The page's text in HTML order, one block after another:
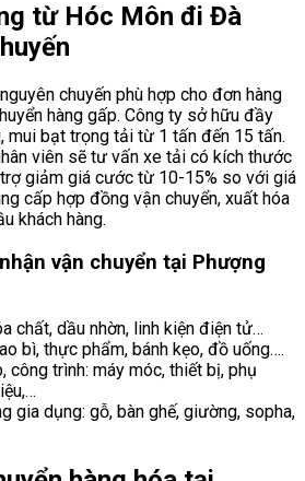
từ Hóc Môn đi Đà
chuyến phù hợp cho đơn hàng
hàng gấp. Công ty sở hữu đầy
mui bạt trọng tải từ 1 tấn đến 15 tấn.
viên sẽ tư vấn xe tải có kích thước
giảm giá cước từ 10-15% so với giá
cấp hợp đồng vận chuyển, xuất hóa
khách hàng.
vận chuyển tại Phượng
chất, dầu nhờn, linh kiện điện tử…
bì, thực phẩm, bánh kẹo, đồ uống….
công trình: máy móc, thiết bị, phụ
gia dụng: gỗ, bàn ghế, giường, sopha,